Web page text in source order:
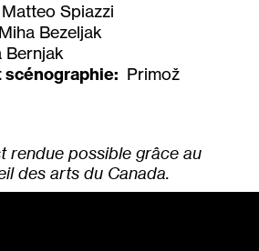
Matteo Spiazzi
Miha Bezeljak
Bernjak
Primož
rendue possible grâce au
des arts du Canada.